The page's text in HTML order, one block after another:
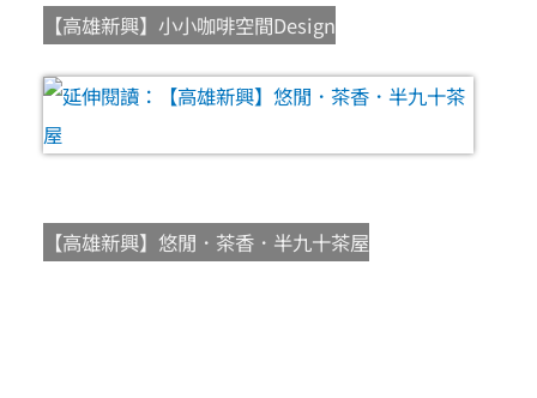
【高雄新興】小小咖啡空間Design
【高雄新興】悠閒．茶香．半九十茶屋